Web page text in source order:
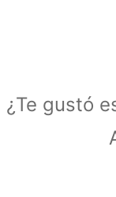
¿Te gustó